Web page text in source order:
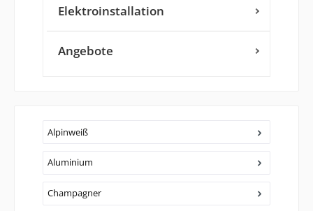
Elektroinstallation
Angebote
Alpinweiß
Aluminium
Champagner